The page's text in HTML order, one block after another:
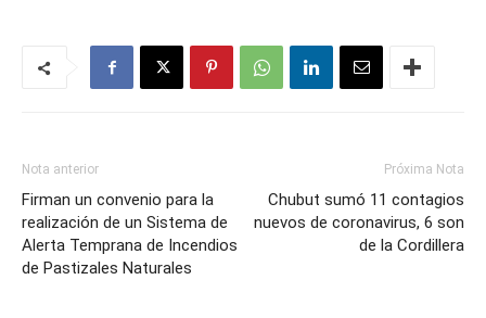
Nota anterior
Firman un convenio para la
realización de un Sistema de
Alerta Temprana de Incendios
de Pastizales Naturales
Próxima Nota
Chubut sumó 11 contagios
nuevos de coronavirus, 6 son
de la Cordillera